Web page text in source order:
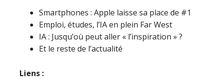
Smartphones : Apple laisse sa place de #1
Emploi, études, l’IA en plein Far West
IA : Jusqu’où peut aller « l’inspiration » ?
Et le reste de l’actualité
Liens :